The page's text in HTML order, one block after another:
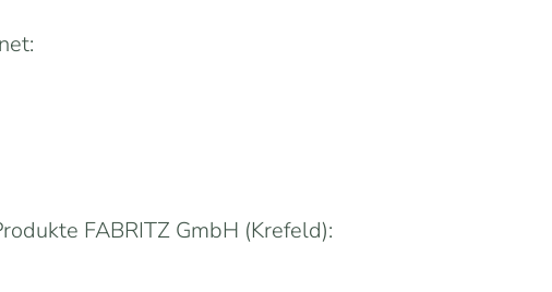
FABRITZ GmbH (Krefeld):